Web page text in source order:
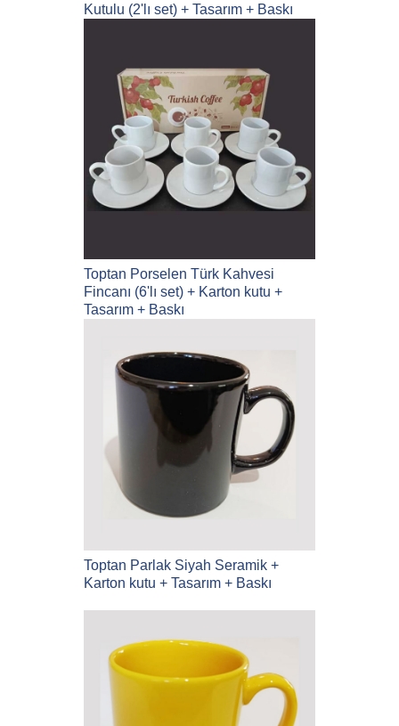
Kutulu (2'lı set) + Tasarım + Baskı
Toptan Porselen Türk Kahvesi
Fincanı (6'lı set) + Karton kutu +
Tasarım + Baskı
Toptan Parlak Siyah Seramik +
Karton kutu + Tasarım + Baskı